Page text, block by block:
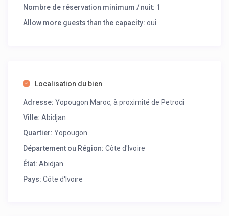
quartier tout en étant à proximité des commodités
Nombre de réservation minimum / nuit: 1
Allow more guests than the capacity:oui
Localisation du bien
Adresse: Yopougon Maroc, à proximité de Petroci
Ville: Abidjan
Quartier: Yopougon
Département ou Région: Côte d'Ivoire
État: Abidjan
Pays: Côte d'Ivoire